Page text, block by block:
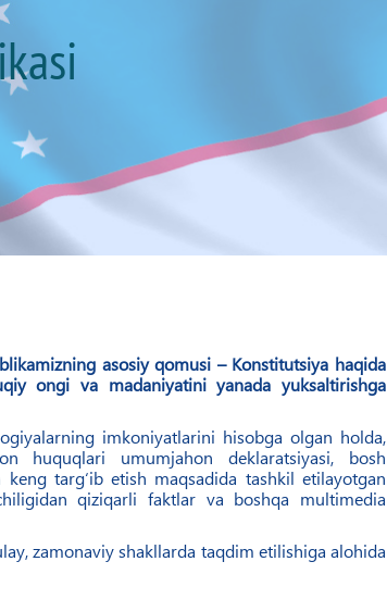
asosiy qomusi – Konstitutsiya haqida
ongi va madaniyatini yanada yuksaltirishga
imkoniyatlarini hisobga olgan holda,
huquqlari umumjahon deklaratsiyasi, bosh
targ‘ib etish maqsadida tashkil etilayotgan
qiziqarli faktlar va boshqa multimedia
zamonaviy shakllarda taqdim etilishiga alohida